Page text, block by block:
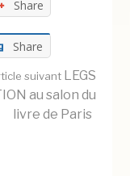
Share
Share
suivantLEGS
au salon du
livre de Paris